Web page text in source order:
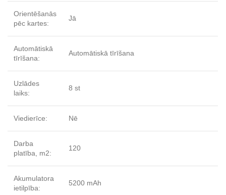
Orientēšanās
pēc kartes:
Jā
Automātiskā
tīrīšana:
Automātiskā tīrīšana
Uzlādes
laiks:
8 st
Viedierīce: Nē
Darba
platība, m2:
120
Akumulatora
ietilpība:
5200 mAh